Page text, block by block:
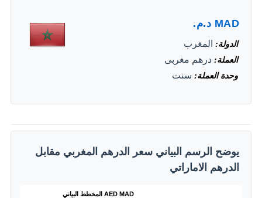
MAD د.م.
الدولة المغرب
العملة درهم مغربى
وحدة العملة سنت
يوضح الرسم البياني سعر الدرهم المغربي مقابل
الدرهم الاماراتي
المخطط البياني AED MAD